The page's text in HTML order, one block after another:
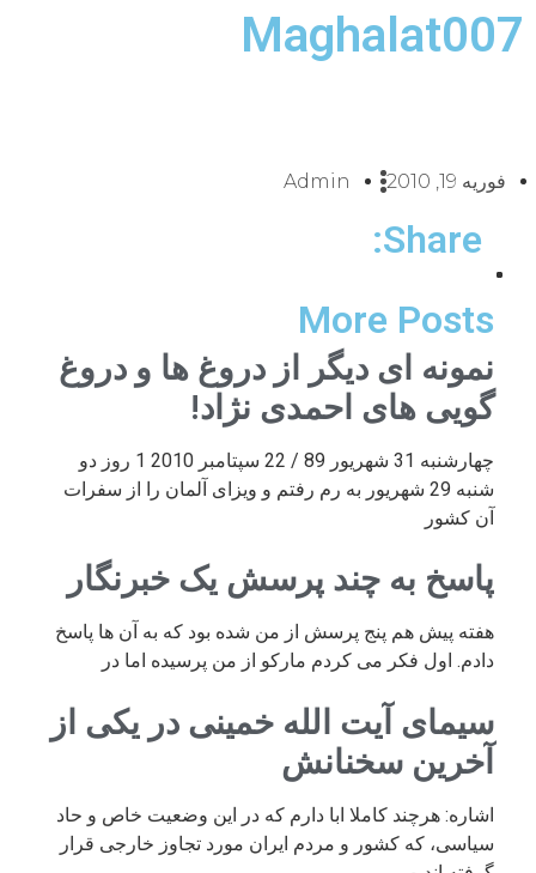
Maghalat007
فوریه 19, 2010 Admin
Share:
More Posts
نمونه ای دیگر از دروغ ها و دروغ
گویی های احمدی نژاد!
چهارشنبه 31 شهریور 89 / 22 سپتامبر 2010 1 روز دو
شنبه 29 شهریور به رم رفتم و ویزای آلمان را از سفرات
آن کشور
پاسخ به چند پرسش یک خبرنگار
هفته پیش هم پنج پرسش از من شده بود که به آن ها پاسخ
دادم. اول فکر می کردم مارکو از من پرسیده اما در
سیمای آیت الله خمینی در یکی از
آخرین سخنانش
اشاره: هرچند کاملا ابا دارم که در این وضعیت خاص و حاد
سیاسی، که کشور و مردم ایران مورد تجاوز خارجی قرار